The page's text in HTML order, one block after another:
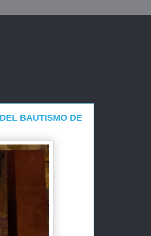
BAUTISMO DE